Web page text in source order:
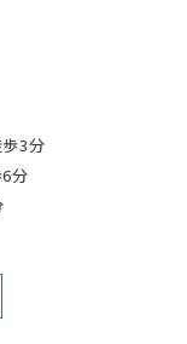
3分
分